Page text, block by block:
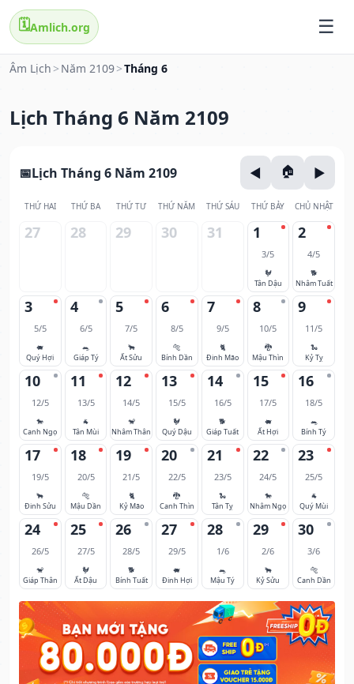
🗓️Amlich.org
Âm Lịch > Năm 2109>Tháng 6
Lịch Tháng 6 Năm 2109
Lịch Tháng 6 Năm 2109
THỨ HAI THỨ BA THỨ TƯ THỨ NĂM THỨ SÁU THỨ BẢY CHỦ NHẬT
27 28 29 30 31 1
3/5
🐓
Tân Dậu
2
4/5
🐕
Nhâm Tuất
3
5/5
🐖
Quý Hợi
4
6/5
🐀
Giáp Tý
5
7/5
🐂
Ất Sửu
6
8/5
🐅
Bính Dần
7
9/5
🐈
Đinh Mão
8
10/5
🐉
Mậu Thìn
9
11/5
🐍
Kỷ Tỵ
10
12/5
🐎
Canh Ngọ
11
13/5
🐐
Tân Mùi
12
14/5
🐒
Nhâm Thân
13
15/5
🐓
Quý Dậu
14
16/5
🐕
Giáp Tuất
15
17/5
🐖
Ất Hợi
16
18/5
🐀
Bính Tý
17
19/5
🐂
Đinh Sửu
18
20/5
🐅
Mậu Dần
19
21/5
🐈
Kỷ Mão
20
22/5
🐉
Canh Thìn
21
23/5
🐍
Tân Tỵ
22
24/5
🐎
Nhâm Ngọ
23
25/5
🐐
Quý Mùi
24
26/5
🐒
Giáp Thân
25
27/5
🐓
Ất Dậu
26
28/5
🐕
Bính Tuất
27
29/5
🐖
Đinh Hợi
28
1/6
🐀
Mậu Tý
29
2/6
🐂
Kỷ Sửu
30
3/6
🐅
Canh Dần